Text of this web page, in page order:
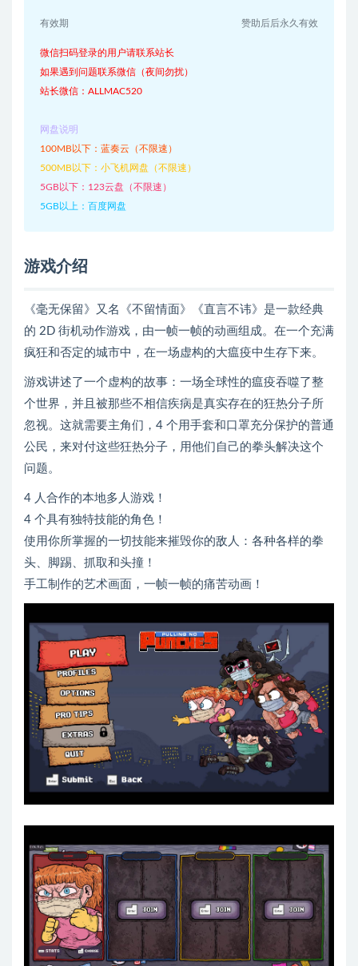
有效期 赞助后后永久有效
微信扫码登录的用户请联系站长
如果遇到问题联系微信（夜间勿扰）
站长微信：ALLMAC520
网盘说明
100MB以下：蓝奏云（不限速）
500MB以下：小飞机网盘（不限速）
5GB以下：123云盘（不限速）
5GB以上：百度网盘
游戏介绍
《毫无保留》又名《不留情面》《直言不讳》是一款经典
的 2D 街机动作游戏，由一帧一帧的动画组成。在一个充满
疯狂和否定的城市中，在一场虚构的大瘟疫中生存下来。
游戏讲述了一个虚构的故事：一场全球性的瘟疫吞噬了整
个世界，并且被那些不相信疾病是真实存在的狂热分子所
忽视。这就需要主角们，4 个用手套和口罩充分保护的普通
公民，来对付这些狂热分子，用他们自己的拳头解决这个
问题。
4 人合作的本地多人游戏！
4 个具有独特技能的角色！
使用你所掌握的一切技能来摧毁你的敌人：各种各样的拳
头、脚踢、抓取和头撞！
手工制作的艺术画面，一帧一帧的痛苦动画！